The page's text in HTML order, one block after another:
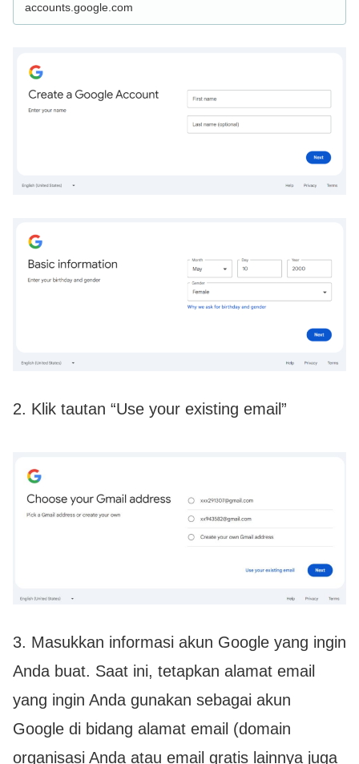
accounts.google.com
2. Klik tautan “Use your existing email”
3. Masukkan informasi akun Google yang ingin
Anda buat. Saat ini, tetapkan alamat email
yang ingin Anda gunakan sebagai akun
Google di bidang alamat email (domain
organisasi Anda atau email gratis lainnya juga